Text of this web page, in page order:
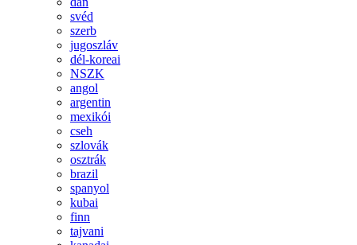
svéd
szerb
jugoszláv
dél-koreai
NSZK
angol
argentin
mexikói
cseh
szlovák
osztrák
brazil
spanyol
kubai
finn
tajvani